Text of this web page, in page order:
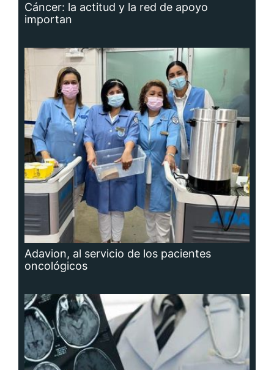
Cáncer: la actitud y la red de apoyo
importan
Adavion, al servicio de los pacientes
oncológicos